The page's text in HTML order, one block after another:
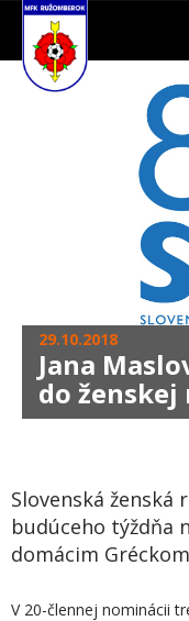
29.10.2018
Jana
do ženskej
Slovenská ženská
budúceho týždňa
domácim
V 20-člennej nominácii